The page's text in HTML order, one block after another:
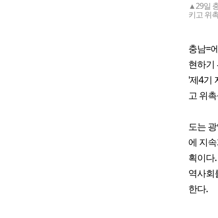
▲29일
키고 위
충남=
현하기
'제4기
고 위
도는
에 지
획이다
역사회
한다.